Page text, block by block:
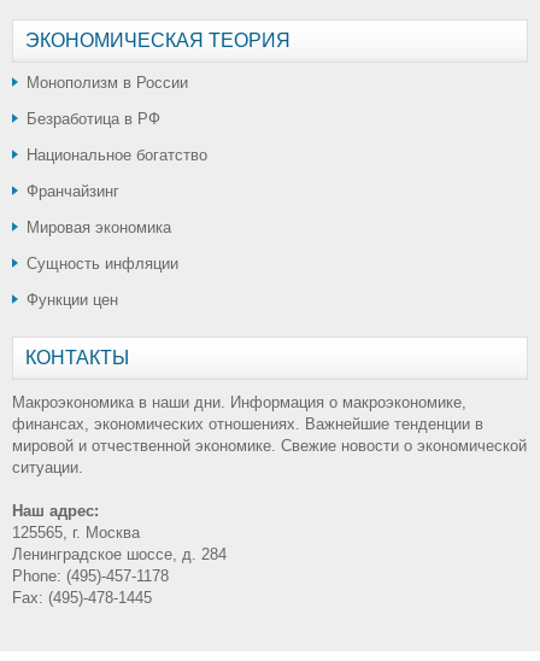
ЭКОНОМИЧЕСКАЯ ТЕОРИЯ
Монополизм в России
Безработица в РФ
Национальное богатство
Франчайзинг
Мировая экономика
Сущность инфляции
Функции цен
КОНТАКТЫ
Макроэкономика в наши дни. Информация о макроэкономике,
финансах, экономических отношениях. Важнейшие тенденции в
мировой и отчественной экономике. Свежие новости о экономической
ситуации.
Наш адрес:
125565, г. Москва
Ленинградское шоссе, д. 284
Phone: (495)-457-1178
Fax: (495)-478-1445